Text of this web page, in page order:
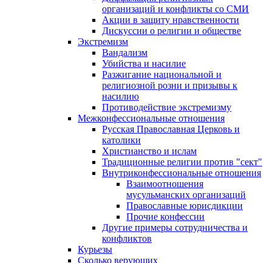
организаций и конфликты со СМИ
Акции в защиту нравственности
Дискуссии о религии и обществе
Экстремизм
Вандализм
Убийства и насилие
Разжигание национальной и
религиозной розни и призывы к
насилию
Противодействие экстремизму
Межконфессиональные отношения
Русская Православная Церковь и
католики
Христианство и ислам
Традиционные религии против "сект"
Внутриконфессиональные отношения
Взаимоотношения
мусульманских организаций
Православные юрисдикции
Прочие конфессии
Другие примеры сотрудничества и
конфликтов
Курьезы
Сколько верующих